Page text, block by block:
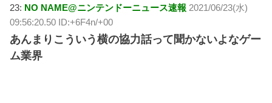
23: NO NAME@ニンテンドーニュース速報 2021/06/23(水)
09:56:20.50 ID:+6F4n/+00
あんまりこういう横の協力話って聞かないよなゲー
ム業界